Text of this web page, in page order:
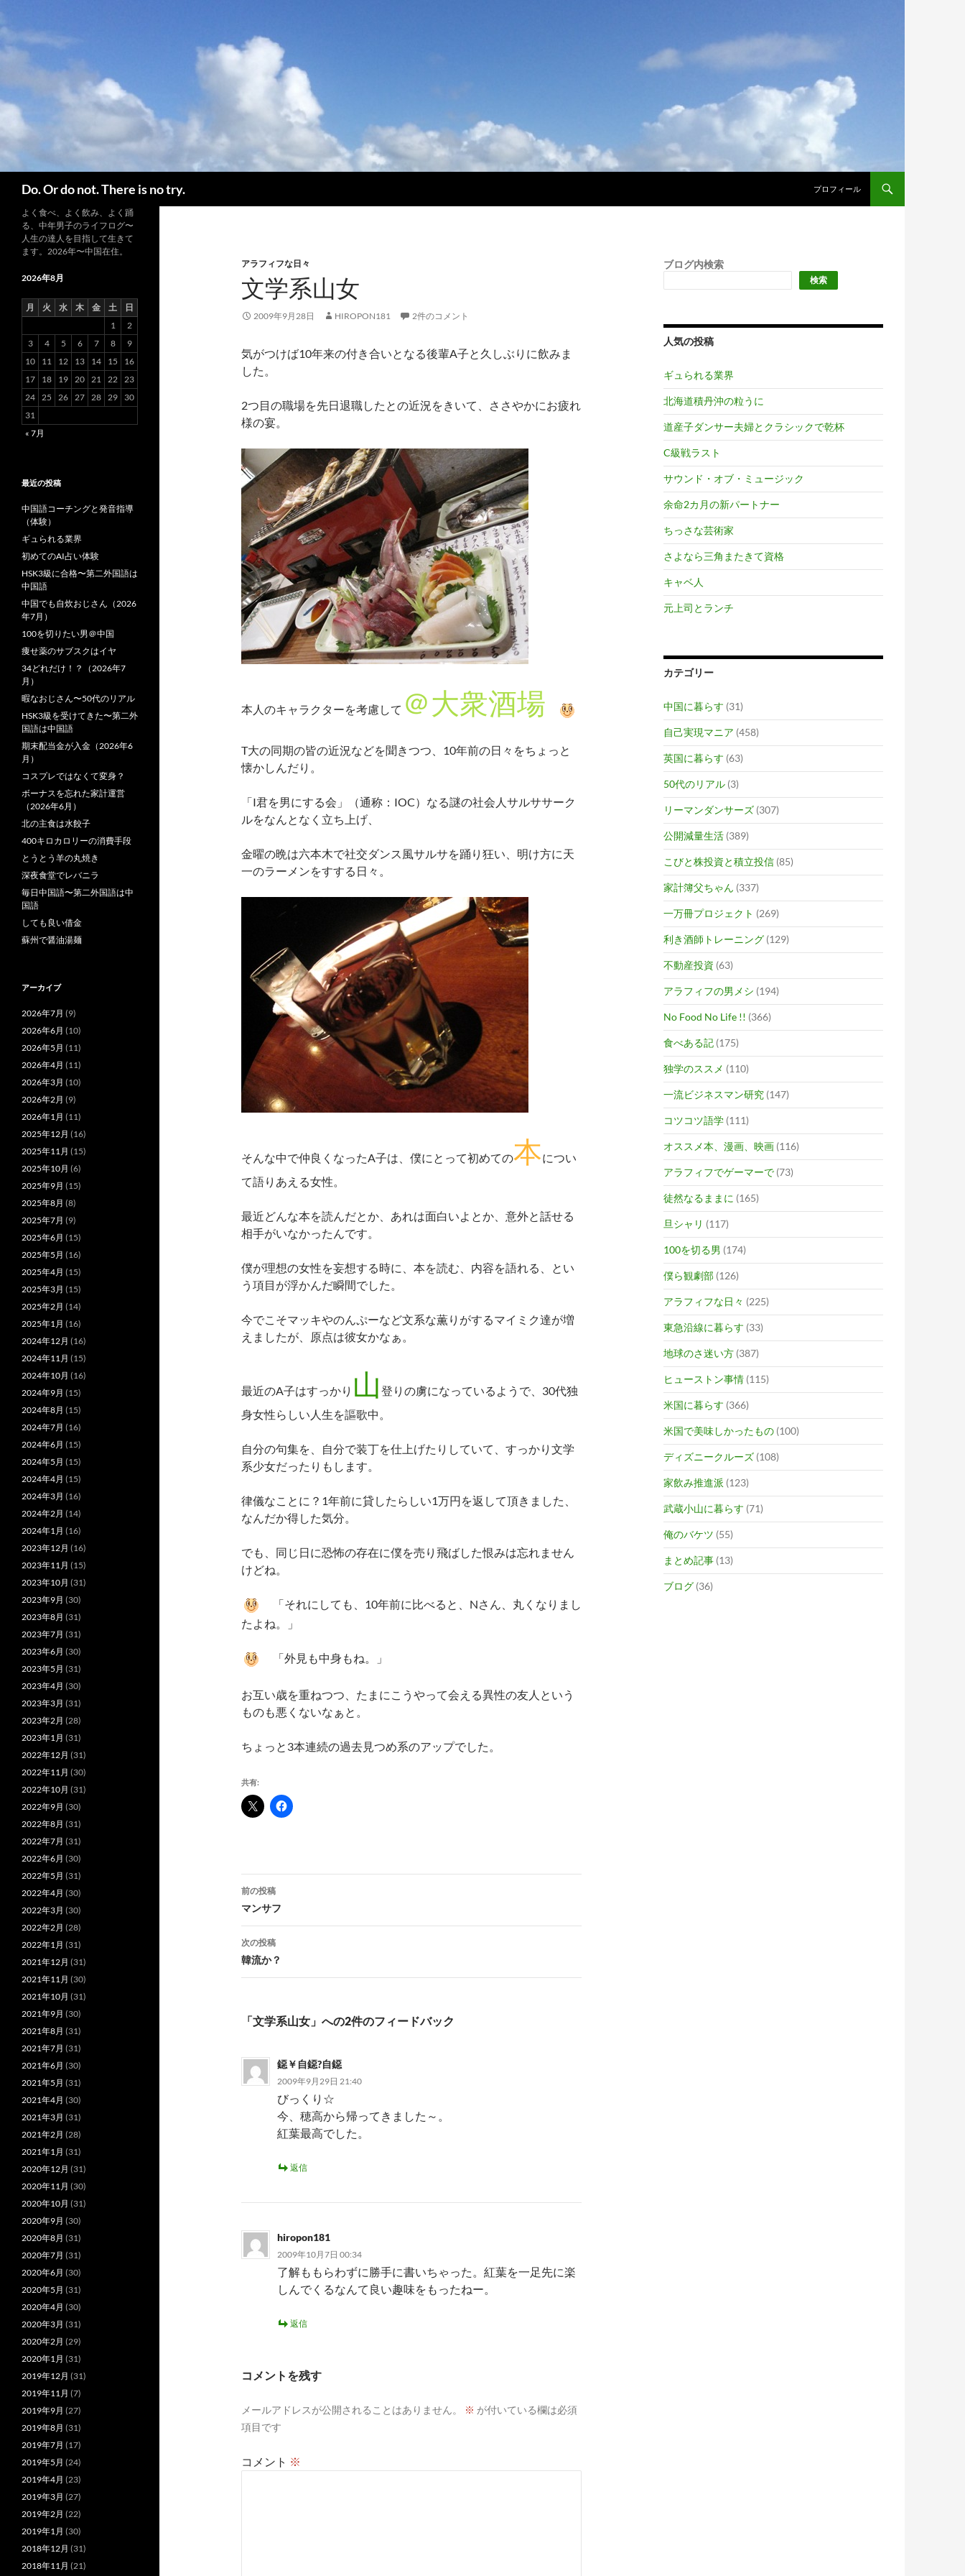
ン
Do. Or do not. There is no try. プロフィール
アラフィフな日々
文学系山女
2009年9月28日 HIROPON181 2件のコメント
気がつけば10年来の付き合いとなる後輩A子と久しぶりに飲みま
した。
2つ目の職場を先日退職したとの近況をきいて、ささやかにお疲れ
様の宴。
本人のキャラクターを考慮して ＠大衆酒場
T大の同期の皆の近況などを聞きつつ、10年前の日々をちょっと
懐かしんだり。
「I君を男にする会」（通称：IOC）なる謎の社会人サルササーク
ルをなんとなく立ち上げ、
金曜の晩は六本木で社交ダンス風サルサを踊り狂い、明け方に天
一のラーメンをすする日々。
そんな中で仲良くなったA子は、僕にとって初めての本につい
て語りあえる女性。
最近どんな本を読んだとか、あれは面白いよとか、意外と話せる
相手がいなかったんです。
僕が理想の女性を妄想する時に、本を読む、内容を語れる、とい
う項目が浮かんだ瞬間でした。
今でこそマッキやのんぷーなど文系な薫りがするマイミク達が増
えましたが、原点は彼女かなぁ。
最近のA子はすっかり 山 登りの虜になっているようで、30代独
身女性らしい人生を謳歌中。
自分の句集を、自分で装丁を仕上げたりしていて、すっかり文学
系少女だったりもします。
律儀なことに？1年前に貸したらしい1万円を返して頂きました、
なんだか得した気分。
でも、同じ日に恐怖の存在に僕を売り飛ばした恨みは忘れません
けどね。
「それにしても、10年前に比べると、Nさん、丸くなりまし
たよね。」
「外見も中身もね。」
お互い歳を重ねつつ、たまにこうやって会える異性の友人という
ものも悪くないなぁと。
ちょっと3本連続の過去見つめ系のアップでした。
共有:
投
稿
ナ
ビ
ゲ
ー
ョ
ン
前の投稿
マンサフ
次の投稿
韓流か？
「文学系山女」への2件のフィードバック
鐚￥自鐚?自鐚
2009年9月29日 21:40
びっくり☆
今、穂高から帰ってきました～。
紅葉最高でした。
返信
hiropon181
2009年10月7日 00:34
了解ももらわずに勝手に書いちゃった。紅葉を一足先に楽
しんでくるなんて良い趣味をもったねー。
返信
コメントを残す
メールアドレスが公開されることはありません。 ※ が付いている欄は必須
項目です
コメント ※
ブログ内検索
検索
人気の投稿
ギュられる業界
北海道積丹沖の粒うに
道産子ダンサー夫婦とクラシックで乾杯
C級戦ラスト
サウンド・オブ・ミュージック
余命2カ月の新パートナー
ちっさな芸術家
さよなら三角またきて資格
キャベ人
元上司とランチ
カテゴリー
中国に暮らす (31)
自己実現マニア (458)
英国に暮らす (63)
50代のリアル (3)
リーマンダンサーズ (307)
公開減量生活 (389)
こびと株投資と積立投信 (85)
家計簿父ちゃん (337)
一万冊プロジェクト (269)
利き酒師トレーニング (129)
不動産投資 (63)
アラフィフの男メシ (194)
No Food No Life !! (366)
食べある記 (175)
独学のススメ (110)
一流ビジネスマン研究 (147)
コツコツ語学 (111)
オススメ本、漫画、映画 (116)
アラフィフでゲーマーで (73)
徒然なるままに (165)
旦シャリ (117)
100を切る男 (174)
僕ら観劇部 (126)
アラフィフな日々 (225)
東急沿線に暮らす (33)
地球のさ迷い方 (387)
ヒューストン事情 (115)
米国に暮らす (366)
米国で美味しかったもの (100)
ディズニークルーズ (108)
家飲み推進派 (123)
武蔵小山に暮らす (71)
俺のバケツ (55)
まとめ記事 (13)
ブログ (36)
よく食べ、よく飲み、よく踊
る、中年男子のライフログ〜
人生の達人を目指して生きて
ます。2026年〜中国在住。
2026年8月
月 火 水 木 金 土
日
1
2
3
4 5 6 7 8
9
10
11 12 13 14 15
16
17
18 19 20 21 22 23
24 25 26 27 28 29
30
31
« 7月
最近の投稿
中国語コーチングと発音指導
（体験）
ギュられる業界
初めてのAI占い体験
HSK3級に合格〜第二外国語は
中国語
中国でも自炊おじさん（2026
年7月）
100を切りたい男＠中国
痩せ薬のサブスクはイヤ
34どれだけ！？（2026年7
月）
暇なおじさん〜50代のリアル
HSK3級を受けてきた〜第二外
国語は中国語
期末配当金が入金（2026年6
月）
コスプレではなくて変身？
ボーナスを忘れた家計運営
（2026年6月）
北の主食は水餃子
400キロカロリーの消費手段
とうとう羊の丸焼き
深夜食堂でレバニラ
毎日中国語〜第二外国語は中
国語
しても良い借金
蘇州で醤油湯麺
アーカイブ
2026年7月 (9)
2026年6月 (10)
2026年5月 (11)
2026年4月 (11)
2026年3月 (10)
2026年2月 (9)
2026年1月 (11)
2025年12月 (16)
2025年11月 (15)
2025年10月 (6)
2025年9月 (15)
2025年8月 (8)
2025年7月 (9)
2025年6月 (15)
2025年5月 (16)
2025年4月 (15)
2025年3月 (15)
2025年2月 (14)
2025年1月 (16)
2024年12月 (16)
2024年11月 (15)
2024年10月 (16)
2024年9月 (15)
2024年8月 (15)
2024年7月 (16)
2024年6月 (15)
2024年5月 (15)
2024年4月 (15)
2024年3月 (16)
2024年2月 (14)
2024年1月 (16)
2023年12月 (16)
2023年11月 (15)
2023年10月 (31)
2023年9月 (30)
2023年8月 (31)
2023年7月 (31)
2023年6月 (30)
2023年5月 (31)
2023年4月 (30)
2023年3月 (31)
2023年2月 (28)
2023年1月 (31)
2022年12月 (31)
2022年11月 (30)
2022年10月 (31)
2022年9月 (30)
2022年8月 (31)
2022年7月 (31)
2022年6月 (30)
2022年5月 (31)
2022年4月 (30)
2022年3月 (30)
2022年2月 (28)
2022年1月 (31)
2021年12月 (31)
2021年11月 (30)
2021年10月 (31)
2021年9月 (30)
2021年8月 (31)
2021年7月 (31)
2021年6月 (30)
2021年5月 (31)
2021年4月 (30)
2021年3月 (31)
2021年2月 (28)
2021年1月 (31)
2020年12月 (31)
2020年11月 (30)
2020年10月 (31)
2020年9月 (30)
2020年8月 (31)
2020年7月 (31)
2020年6月 (30)
2020年5月 (31)
2020年4月 (30)
2020年3月 (31)
2020年2月 (29)
2020年1月 (31)
2019年12月 (31)
2019年11月 (7)
2019年9月 (27)
2019年8月 (31)
2019年7月 (17)
2019年5月 (24)
2019年4月 (23)
2019年3月 (27)
2019年2月 (22)
2019年1月 (30)
2018年12月 (31)
2018年11月 (21)